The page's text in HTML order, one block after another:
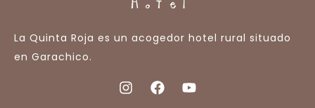
La Quinta Roja es un acogedor hotel rural situado
en Garachico.